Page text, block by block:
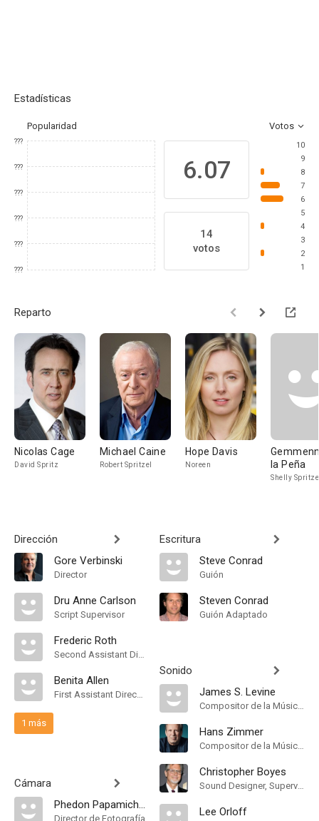
Estadísticas
Popularidad Votos
???
???
???
???
???
???
6.07
14
votos
10
9
8
7
6
5
4
3
2
1
Reparto
Nicolas Cage
David Spritz
Michael Caine
Robert Spritzel
Hope Davis
Noreen
la Peña
Shelly
Dirección
Gore Verbinski
Director
Dru Anne Carlson
Script Supervisor
Frederic Roth
Second Assistant Director
Benita Allen
First Assistant Director
1 más
Cámara
Phedon Papamichael
Director de Fotografía
Escritura
Steve Conrad
Guión
Steven Conrad
Guión Adaptado
Sonido
James S. Levine
Compositor de la Música Original
Hans Zimmer
Compositor de la Música Original
Christopher Boyes
Sound Designer, Supervising Sound Editor, Mezclador de Re-Grabación de Sonido
Lee Orloff